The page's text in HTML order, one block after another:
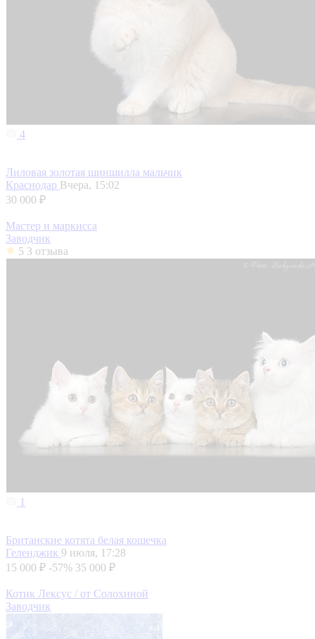
4
Лиловая золотая шиншилла мальчик
Краснодар Вчера, 15:02
30 000 ₽
Мастер и маркисса
Заводчик
5 3 отзыва
1
Британские котята белая кошечка
Геленджик 9 июля, 17:28
15 000 ₽ -57% 35 000 ₽
Котик Лексус / от Солохиной
Заводчик